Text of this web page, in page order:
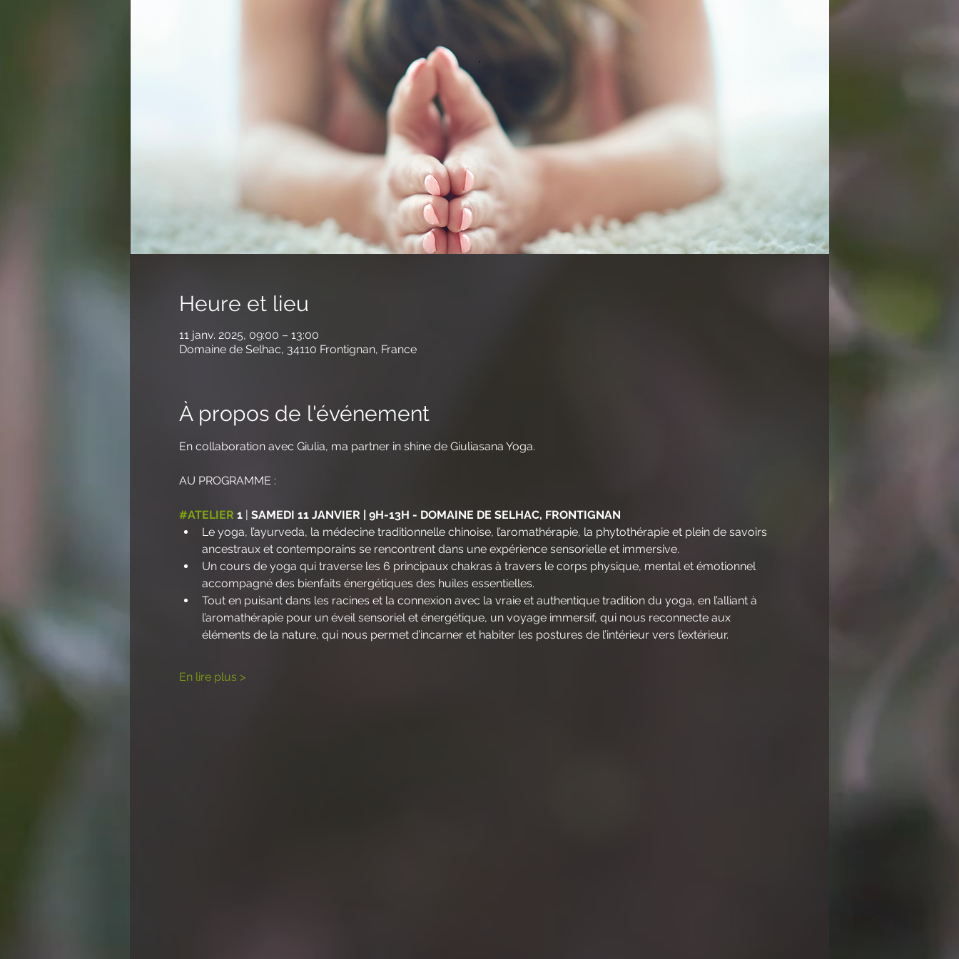
Heure et lieu
11 janv. 2025, 09:00 – 13:00
Domaine de Selhac, 34110 Frontignan, France
À propos de l'événement
En collaboration avec Giulia, ma partner in shine de Giuliasana Yoga.
AU PROGRAMME :
#ATELIER 1 | SAMEDI 11 JANVIER | 9H-13H - DOMAINE DE SELHAC, FRONTIGNAN
Le yoga, l’ayurveda, la médecine traditionnelle chinoise, l’aromathérapie, la phytothérapie et plein de savoirs
ancestraux et contemporains se rencontrent dans une expérience sensorielle et immersive.
Un cours de yoga qui traverse les 6 principaux chakras à travers le corps physique, mental et émotionnel
accompagné des bienfaits énergétiques des huiles essentielles.
Tout en puisant dans les racines et la connexion avec la vraie et authentique tradition du yoga, en l’alliant à
l’aromathérapie pour un éveil sensoriel et énergétique, un voyage immersif, qui nous reconnecte aux
éléments de la nature, qui nous permet d’incarner et habiter les postures de l’intérieur vers l’extérieur.
En lire plus >